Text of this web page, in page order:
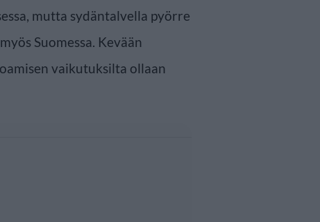
mutta sydäntalvella pyörre
Suomessa. Kevään
vaikutuksilta ollaan